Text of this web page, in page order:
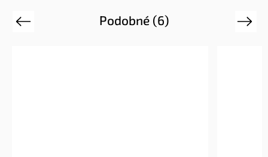
Podobné (6)
Previous Next